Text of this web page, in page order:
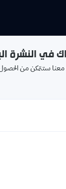
في النشرة
ستتمكن من الحصول